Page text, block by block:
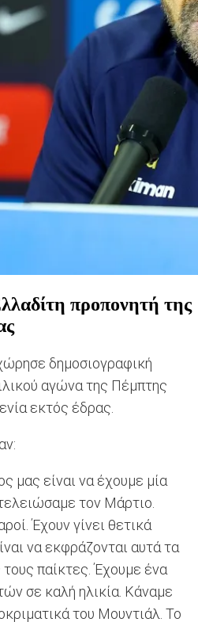
προπονητή της
δημοσιογραφική
αγώνα της Πέμπτης
εκτός έδρας.
μας είναι να έχουμε μία
τον Μάρτιο.
Έχουν γίνει θετικά
να εκφράζονται αυτά τα
παίκτες. Έχουμε ένα
σε καλή ηλικία. Κάναμε
του Μουντιάλ. Το